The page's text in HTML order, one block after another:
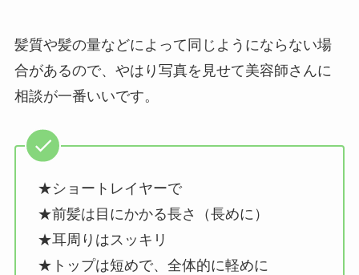
髪質や髪の量などによって同じようにならない場
合があるので、やはり写真を見せて美容師さんに
相談が一番いいです。
★ショートレイヤーで
★前髪は目にかかる長さ（長めに）
★耳周りはスッキリ
★トップは短めで、全体的に軽めに